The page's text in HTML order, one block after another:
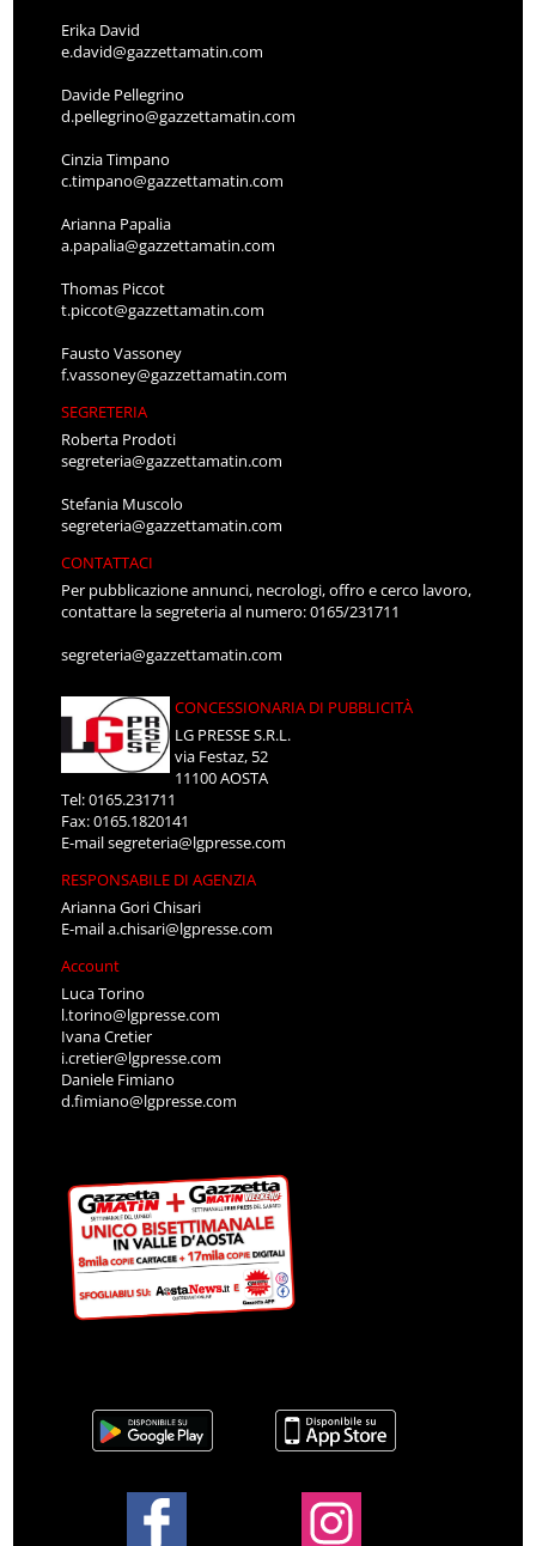
Erika David
e.david@gazzettamatin.com
Davide Pellegrino
d.pellegrino@gazzettamatin.com
Cinzia Timpano
c.timpano@gazzettamatin.com
Arianna Papalia
a.papalia@gazzettamatin.com
Thomas Piccot
t.piccot@gazzettamatin.com
Fausto Vassoney
f.vassoney@gazzettamatin.com
SEGRETERIA
Roberta Prodoti
segreteria@gazzettamatin.com
Stefania Muscolo
segreteria@gazzettamatin.com
CONTATTACI
Per pubblicazione annunci, necrologi, offro e cerco lavoro,
contattare la segreteria al numero: 0165/231711
segreteria@gazzettamatin.com
CONCESSIONARIA DI PUBBLICITÀ
LG PRESSE S.R.L.
via Festaz, 52
11100 AOSTA
Tel: 0165.231711
Fax: 0165.1820141
E-mailsegreteria@lgpresse.com
RESPONSABILE DI AGENZIA
Arianna Gori Chisari
E-maila.chisari@lgpresse.com
Account
Luca Torino
l.torino@lgpresse.com
Ivana Cretier
i.cretier@lgpresse.com
Daniele Fimiano
d.fimiano@lgpresse.com